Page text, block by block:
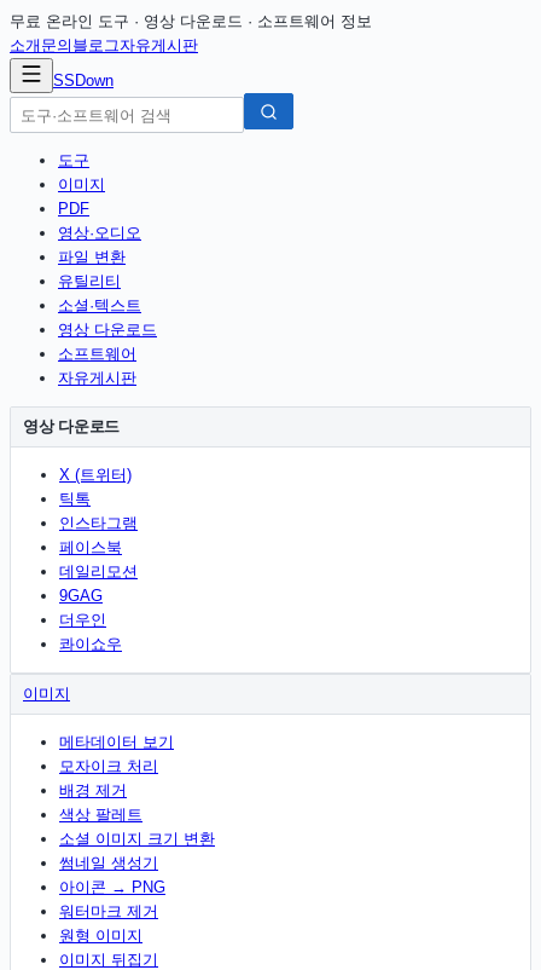
무료 온라인 도구 · 영상 다운로드 · 소프트웨어 정보
소개 문의 블로그자유게시판
SSDown
도구
이미지
PDF
영상·오디오
파일 변환
유틸리티
소셜·텍스트
영상 다운로드
소프트웨어
자유게시판
영상 다운로드
X (트위터)
틱톡
인스타그램
페이스북
데일리모션
9GAG
더우인
콰이쇼우
이미지
메타데이터 보기
모자이크 처리
배경 제거
색상 팔레트
소셜 이미지 크기 변환
썸네일 생성기
아이콘 → PNG
워터마크 제거
원형 이미지
이미지 뒤집기